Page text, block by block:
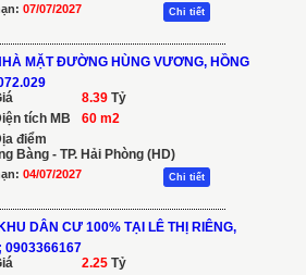
07/07/2027 Chi tiết
MẶT ĐƯỜNG HÙNG VƯƠNG, HỒNG
8.39 Tỷ
tích MB
60 m2
điểm
Bàng - TP. Hải Phòng (HD)
04/07/2027 Chi tiết
DÂN CƯ 100% TẠI LÊ THỊ RIÊNG,
0903366167
2.25 Tỷ